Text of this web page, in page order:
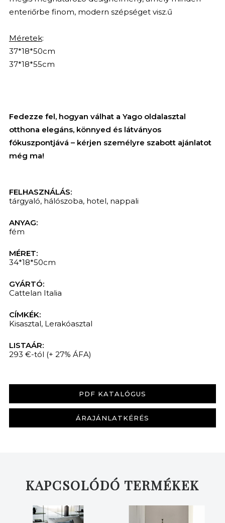
enteriőrbe finom, modern szépséget visz.ű
Méretek:
37*18*50cm
37*18*55cm
Fedezze fel, hogyan válhat a Yago oldalasztal
otthona elegáns, könnyed és látványos
fókuszpontjává – kérjen személyre szabott ajánlatot
még ma!
FELHASZNÁLÁS:
tárgyaló, hálószoba, hotel, nappali
ANYAG:
fém
MÉRET:
34*18*50cm
GYÁRTÓ:
Cattelan Italia
CÍMKÉK:
Kisasztal, Lerakóasztal
LISTAÁR:
293 €-tól (+ 27% ÁFA)
PDF KATALÓGUS
ÁRAJÁNLATKÉRÉS
KAPCSOLÓDÓ TERMÉKEK